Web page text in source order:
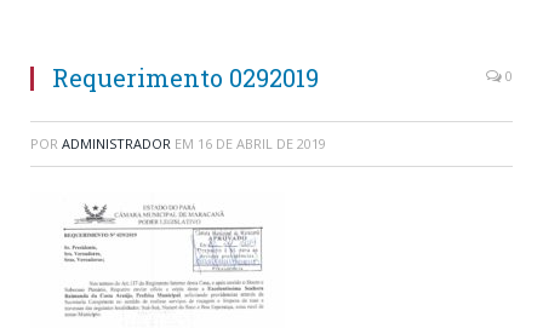
Requerimento 0292019 0
POR ADMINISTRADOR EM 16 DE ABRIL DE 2019